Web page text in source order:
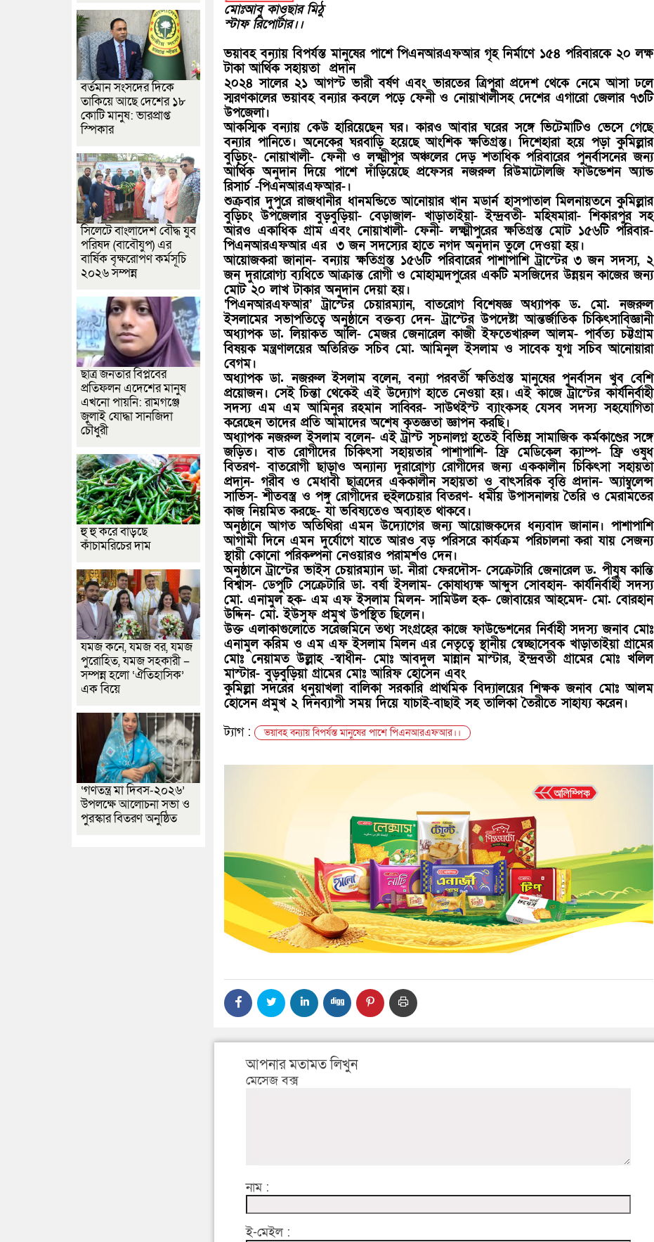
মোঃআবু কাওছার মিঠু
স্টাফ রিপোর্টার।।
ভয়াবহ বন্যায় বিপর্যস্ত মানুষের পাশে পিএনআরএফআর গৃহ নির্মাণে ১৫৪ পরিবারকে ২০ লক্ষ
টাকা আর্থিক সহায়তা প্রদান
২০২৪ সালের ২১ আগস্ট ভারী বর্ষণ এবং ভারতের ত্রিপুরা প্রদেশ থেকে নেমে আসা ঢলে
স্মরণকালের ভয়াবহ বন্যার কবলে পড়ে ফেনী ও নোয়াখালীসহ দেশের এগারো জেলার ৭৩টি
উপজেলা।
আকস্মিক বন্যায় কেউ হারিয়েছেন ঘর। কারও আবার ঘরের সঙ্গে ভিটেমাটিও ভেসে গেছে
বন্যার পানিতে। অনেকের ঘরবাড়ি হয়েছে আংশিক ক্ষতিগ্রস্ত। দিশেহারা হয়ে পড়া কুমিল্লার
বুড়িচং- নোয়াখালী- ফেনী ও লক্ষ্মীপুর অঞ্চলের দেড় শতাধিক পরিবারের পুনর্বাসনের জন্য
আর্থিক অনুদান দিয়ে পাশে দাঁড়িয়েছে প্রফেসর নজরুল রিউমাটোলজি ফাউন্ডেশন অ্যান্ড
রিসার্চ -পিএনআরএফআর-।
শুক্রবার দুপুরে রাজধানীর ধানমন্ডিতে আনোয়ার খান মডার্ন হাসপাতাল মিলনায়তনে কুমিল্লার
বুড়িচং উপজেলার বুড়বুড়িয়া- বেড়াজাল- খাড়াতাইয়া- ইন্দ্রবতী- মহিষমারা- শিকারপুর সহ
আরও একাধিক গ্রাম এবং নোয়াখালী- ফেনী- লক্ষ্মীপুরের ক্ষতিগ্রস্ত মোট ১৫৬টি পরিবার-
পিএনআরএফআর এর ৩ জন সদস্যের হাতে নগদ অনুদান তুলে দেওয়া হয়।
আয়োজকরা জানান- বন্যায় ক্ষতিগ্রস্ত ১৫৬টি পরিবারের পাশাপাশি ট্রাস্টের ৩ জন সদস্য, ২
জন দুরারোগ্য ব্যধিতে আক্রান্ত রোগী ও মোহাম্মদপুরের একটি মসজিদের উন্নয়ন কাজের জন্য
মোট ২০ লাখ টাকার অনুদান দেয়া হয়।
‘পিএনআরএফআর’ ট্রাস্টের চেয়ারম্যান, বাতরোগ বিশেষজ্ঞ অধ্যাপক ড. মো. নজরুল
ইসলামের সভাপতিত্বে অনুষ্ঠানে বক্তব্য দেন- ট্রাস্টের উপদেষ্টা আন্তর্জাতিক চিকিৎসাবিজ্ঞানী
অধ্যাপক ডা. লিয়াকত আলি- মেজর জেনারেল কাজী ইফতেখারুল আলম- পার্বত্য চট্টগ্রাম
বিষয়ক মন্ত্রণালয়ের অতিরিক্ত সচিব মো. আমিনুল ইসলাম ও সাবেক যুগ্ম সচিব আনোয়ারা
বেগম।
অধ্যাপক ডা. নজরুল ইসলাম বলেন, বন্যা পরবর্তী ক্ষতিগ্রস্ত মানুষের পুনর্বাসন খুব বেশি
প্রয়োজন। সেই চিন্তা থেকেই এই উদ্যোগ হাতে নেওয়া হয়। এই কাজে ট্রাস্টের কার্যনির্বাহী
সদস্য এম এম আমিনুর রহমান সাব্বির- সাউথইস্ট ব্যাংকসহ যেসব সদস্য সহযোগিতা
করেছেন তাদের প্রতি আমাদের অশেষ কৃতজ্ঞতা জ্ঞাপন করছি।
অধ্যাপক নজরুল ইসলাম বলেন- এই ট্রাস্ট সূচনালগ্ন হতেই বিভিন্ন সামাজিক কর্মকাণ্ডের সঙ্গে
জড়িত। বাত রোগীদের চিকিৎসা সহায়তার পাশাপাশি- ফ্রি মেডিকেল ক্যাম্প- ফ্রি ওষুধ
বিতরণ- বাতরোগী ছাড়াও অন্যান্য দূরারোগ্য রোগীদের জন্য এককালীন চিকিৎসা সহায়তা
প্রদান- গরীব ও মেধাবী ছাত্রদের এককালীন সহায়তা ও বাৎসরিক বৃত্তি প্রদান- অ্যাম্বুলেন্স
সার্ভিস- শীতবস্ত্র ও পঙ্গু রোগীদের হুইলচেয়ার বিতরণ- ধর্মীয় উপাসনালয় তৈরি ও মেরামতের
কাজ নিয়মিত করছে- যা ভবিষ্যতেও অব্যাহত থাকবে।
অনুষ্ঠানে আগত অতিথিরা এমন উদ্যোগের জন্য আয়োজকদের ধন্যবাদ জানান। পাশাপাশি
আগামী দিনে এমন দুর্যোগে যাতে আরও বড় পরিসরে কার্যক্রম পরিচালনা করা যায় সেজন্য
স্থায়ী কোনো পরিকল্পনা নেওয়ারও পরামর্শও দেন।
অনুষ্ঠানে ট্রাস্টের ভাইস চেয়ারম্যান ডা. নীরা ফেরদৌস- সেক্রেটারি জেনারেল ড. পীযুষ কান্তি
বিশ্বাস- ডেপুটি সেক্রেটারি ডা. বর্ষা ইসলাম- কোষাধ্যক্ষ আব্দুস সোবহান- কার্যনির্বাহী সদস্য
মো. এনামুল হক- এম এফ ইসলাম মিলন- সামিউল হক- জোবায়ের আহমেদ- মো. বোরহান
উদ্দিন- মো. ইউসুফ প্রমুখ উপস্থিত ছিলেন।
উক্ত এলাকাগুলোতে সরেজমিনে তথ্য সংগ্রহের কাজে ফাউন্ডেশনের নির্বাহী সদস্য জনাব মোঃ
এনামুল করিম ও এম এফ ইসলাম মিলন এর নেতৃত্বে স্থানীয় স্বেচ্ছাসেবক খাড়াতাইয়া গ্রামের
মোঃ নেয়ামত উল্লাহ -স্বাধীন- মোঃ আবদুল মান্নান মাস্টার, ইন্দ্রবতী গ্রামের মোঃ খলিল
মাস্টার- বুড়বুড়িয়া গ্রামের মোঃ আরিফ হোসেন এবং
কুমিল্লা সদরের ধনুয়াখলা বালিকা সরকারি প্রাথমিক বিদ্যালয়ের শিক্ষক জনাব মোঃ আলম
হোসেন প্রমুখ ২ দিনব্যাপী সময় দিয়ে যাচাই-বাছাই সহ তালিকা তৈরীতে সাহায্য করেন।
ট্যাগ :
ভয়াবহ বন্যায় বিপর্যস্ত মানুষের পাশে পিএনআরএফআর।।
আপনার মতামত লিখুন
মেসেজ বক্স
নাম :
ই-মেইল :
বর্তমান সংসদের দিকে
তাকিয়ে আছে দেশের ১৮
কোটি মানুষ: ভারপ্রাপ্ত
স্পিকার
সিলেটে বাংলাদেশ বৌদ্ধ যুব
পরিষদ (বাবৌযুপ) এর
বার্ষিক বৃক্ষরোপণ কর্মসূচি
২০২৬ সম্পন্ন
ছাত্র জনতার বিপ্লবের
প্রতিফলন এদেশের মানুষ
এখনো পায়নি: রামগঞ্জে
জুলাই যোদ্ধা সানজিদা
চৌধুরী
হু হু করে বাড়ছে
কাঁচামরিচের দাম
যমজ কনে, যমজ বর, যমজ
পুরোহিত, যমজ সহকারী –
সম্পন্ন হলো ‘ঐতিহাসিক’
এক বিয়ে
‘গণতন্ত্র মা দিবস-২০২৬’
উপলক্ষে আলোচনা সভা ও
পুরস্কার বিতরণ অনুষ্ঠিত